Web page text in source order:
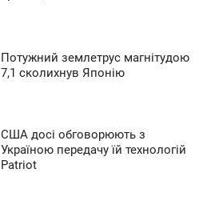
Потужний землетрус магнітудою
7,1 сколихнув Японію
США досі обговорюють з
Україною передачу їй технологій
Patriot